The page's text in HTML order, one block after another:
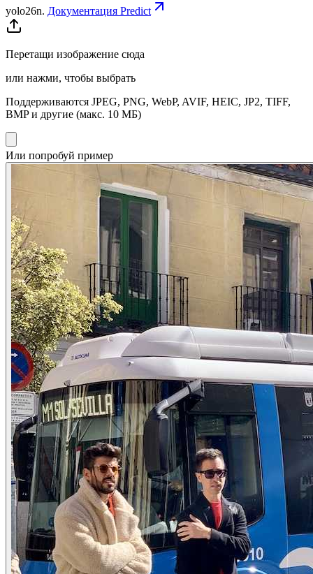
yolo26n. Документация Predict
Перетащи изображение сюда
или нажми, чтобы выбрать
Поддерживаются JPEG, PNG, WebP, AVIF, HEIC, JP2, TIFF,
BMP и другие (макс. 10 МБ)
Или попробуй пример